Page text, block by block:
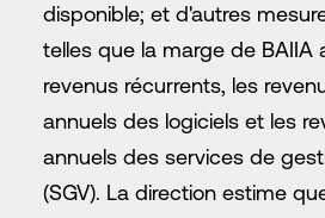
disponible; et d'autres
telles que la marge de BAIIA
revenus récurrents, les
annuels des logiciels et les
annuels des services de
(SGV). La direction estime